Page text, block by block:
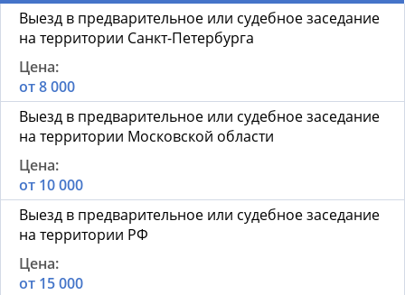
Выезд в предварительное или судебное заседание
на территории Санкт-Петербурга
от 8 000
Выезд в предварительное или судебное заседание
на территории Московской области
от 10 000
Выезд в предварительное или судебное заседание
на территории РФ
от 15 000